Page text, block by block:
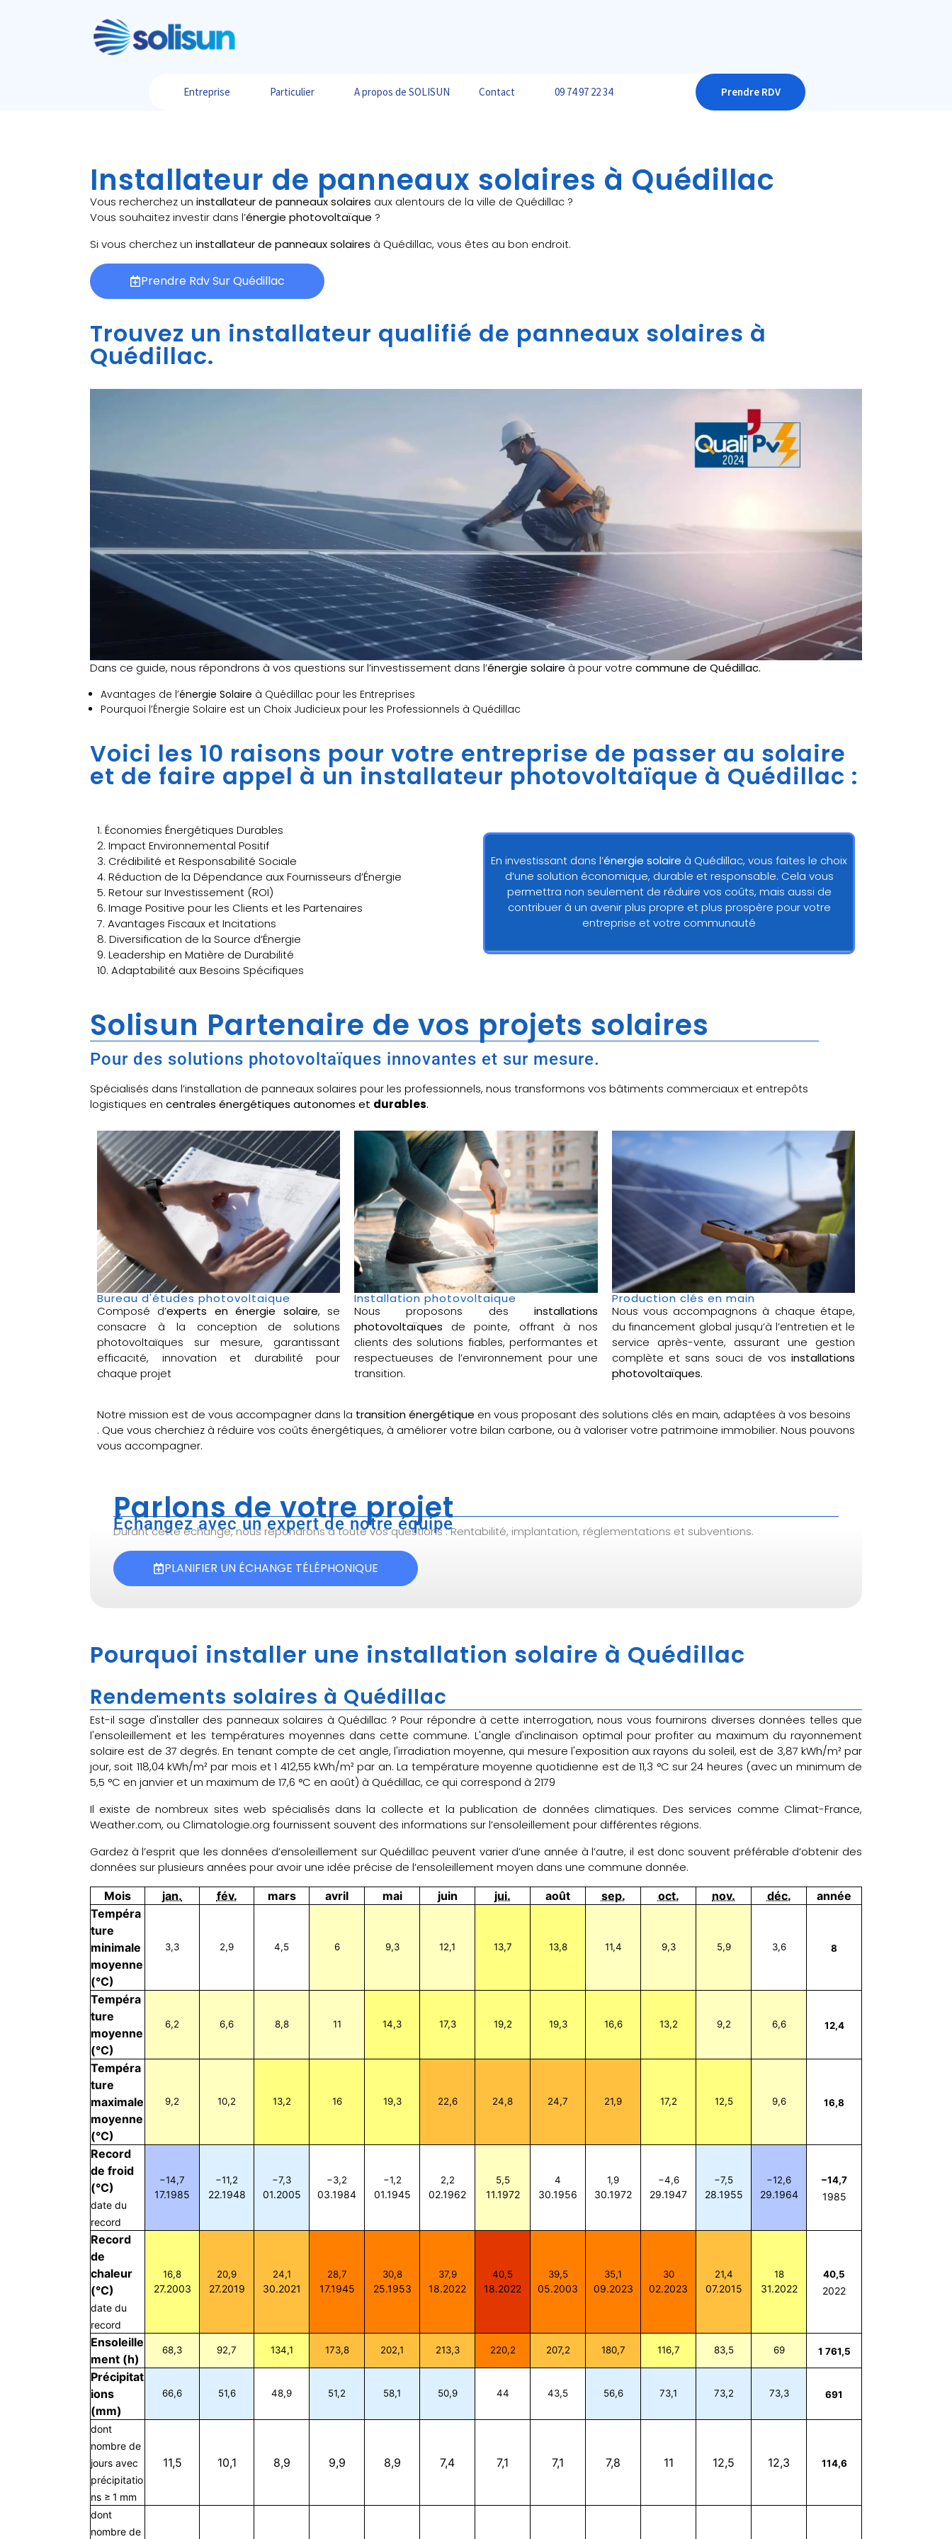
Entreprise Particulier A propos de SOLISUN Contact 09 74 97 22 34 Prendre RDV
Installateur de panneaux solaires à Quédillac
Vous recherchez un installateur de panneaux solaires aux alentours de la ville de Quédillac ?
Vous souhaitez investir dans l’énergie photovoltaïque ?
Si vous cherchez un installateur de panneaux solaires à Quédillac, vous êtes au bon endroit.
Prendre Rdv Sur Quédillac
Trouvez un installateur qualifié de panneaux solaires à
Quédillac.
Dans ce guide, nous répondrons à vos questions sur l’investissement dans l’énergie solaire à pour votre commune de Quédillac.
Avantages de l’énergie Solaire à Quédillac pour les Entreprises
Pourquoi l’Énergie Solaire est un Choix Judicieux pour les Professionnels à Quédillac
Voici les 10 raisons pour votre entreprise de passer au solaire
et de faire appel à un installateur photovoltaïque à Quédillac :
1. Économies Énergétiques Durables
2. Impact Environnemental Positif
3. Crédibilité et Responsabilité Sociale
4. Réduction de la Dépendance aux Fournisseurs d’Énergie
5. Retour sur Investissement (ROI)
6. Image Positive pour les Clients et les Partenaires
7. Avantages Fiscaux et Incitations
8. Diversification de la Source d’Énergie
9. Leadership en Matière de Durabilité
10. Adaptabilité aux Besoins Spécifiques
En investissant dans l’énergie solaire à Quédillac, vous faites le choix
d’une solution économique, durable et responsable. Cela vous
permettra non seulement de réduire vos coûts, mais aussi de
contribuer à un avenir plus propre et plus prospère pour votre
entreprise et votre communauté
Solisun Partenaire de vos projets solaires
Pour des solutions photovoltaïques innovantes et sur mesure.
Spécialisés dans l’installation de panneaux solaires pour les professionnels, nous transformons vos bâtiments commerciaux et entrepôts
logistiques en centrales énergétiques autonomes et durables.
Bureau d'études photovoltaique
Composé d’experts en énergie solaire, se
consacre à la conception de solutions
photovoltaïques sur mesure, garantissant
efficacité, innovation et durabilité pour
chaque projet
Installation photovoltaique
Nous proposons des installations
photovoltaïques de pointe, offrant à nos
clients des solutions fiables, performantes et
respectueuses de l’environnement pour une
transition.
Production clés en main
Nous vous accompagnons à chaque étape,
du financement global jusqu’à l’entretien et le
service après-vente, assurant une gestion
complète et sans souci de vos installations
photovoltaïques.
Notre mission est de vous accompagner dans la transition énergétique en vous proposant des solutions clés en main, adaptées à vos besoins
. Que vous cherchiez à réduire vos coûts énergétiques, à améliorer votre bilan carbone, ou à valoriser votre patrimoine immobilier. Nous pouvons
vous accompagner.
Parlons de votre projet
Échangez avec un expert de notre équipe
Durant cette échange, nous répondrons à toute vos questions : Rentabilité, implantation, réglementations et subventions.
PLANIFIER UN ÉCHANGE TÉLÉPHONIQUE
Pourquoi installer une installation solaire à Quédillac
Rendements solaires à Quédillac
Est-il sage d'installer des panneaux solaires à Quédillac ? Pour répondre à cette interrogation, nous vous fournirons diverses données telles que
l'ensoleillement et les températures moyennes dans cette commune. L'angle d'inclinaison optimal pour profiter au maximum du rayonnement
solaire est de 37 degrés. En tenant compte de cet angle, l'irradiation moyenne, qui mesure l'exposition aux rayons du soleil, est de 3,87 kWh/m² par
jour, soit 118,04 kWh/m² par mois et 1 412,55 kWh/m² par an. La température moyenne quotidienne est de 11,3 °C sur 24 heures (avec un minimum de
5,5 °C en janvier et un maximum de 17,6 °C en août) à Quédillac, ce qui correspond à 2179
Il existe de nombreux sites web spécialisés dans la collecte et la publication de données climatiques. Des services comme Climat-France,
Weather.com, ou Climatologie.org fournissent souvent des informations sur l’ensoleillement pour différentes régions.
Gardez à l’esprit que les données d’ensoleillement sur Quédillac peuvent varier d’une année à l’autre, il est donc souvent préférable d’obtenir des
données sur plusieurs années pour avoir une idée précise de l’ensoleillement moyen dans une commune donnée.
Mois jan. fév. mars avril mai juin jui. août sep. oct. nov. déc.
année
Tempéra
ture
minimale
moyenne
(°C)
3,3 2,9 4,5 6 9,3 12,1 13,7 13,8 11,4 9,3 5,9 3,6 8
Tempéra
ture
moyenne
(°C)
6,2 6,6 8,8 11 14,3 17,3 19,2 19,3 16,6 13,2 9,2 6,6 12,4
Tempéra
ture
maximale
moyenne
(°C)
9,2 10,2 13,2 16 19,3 22,6 24,8 24,7 21,9 17,2 12,5 9,6 16,8
Record
de froid
(°C)
date du
record
−14,7
17.1985
−11,2
22.1948
−7,3
01.2005
−3,2
03.1984
−1,2
01.1945
2,2
02.1962
5,5
11.1972
4
30.1956
1,9
30.1972
−4,6
29.1947
−7,5
28.1955
−12,6
29.1964
−14,7
1985
Record
de
chaleur
(°C)
date du
record
16,8
27.2003
20,9
27.2019
24,1
30.2021
28,7
17.1945
30,8
25.1953
37,9
18.2022
40,5
18.2022
39,5
05.2003
35,1
09.2023
30
02.2023
21,4
07.2015
18
31.2022
40,5
2022
Ensoleille
ment (h)
68,3 92,7 134,1 173,8 202,1 213,3 220,2 207,2 180,7 116,7 83,5 69 1 761,5
Précipitat
ions
(mm)
66,6 51,6 48,9 51,2 58,1 50,9 44 43,5 56,6 73,1 73,2 73,3 691
dont
nombre de
jours avec
précipitatio
ns ≥ 1 mm
11,5 10,1 8,9 9,9 8,9 7,4 7,1 7,1 7,8 11 12,5 12,3 114,6
dont
nombre de